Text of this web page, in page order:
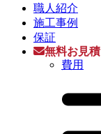
職人紹介
施工事例
保証
無料お見積
費用